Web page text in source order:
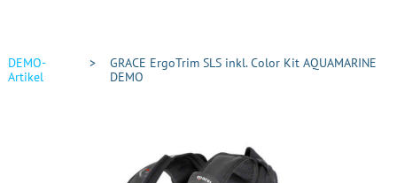
DEMO-
Artikel
>
GRACE ErgoTrim SLS inkl. Color Kit AQUAMARINE
DEMO